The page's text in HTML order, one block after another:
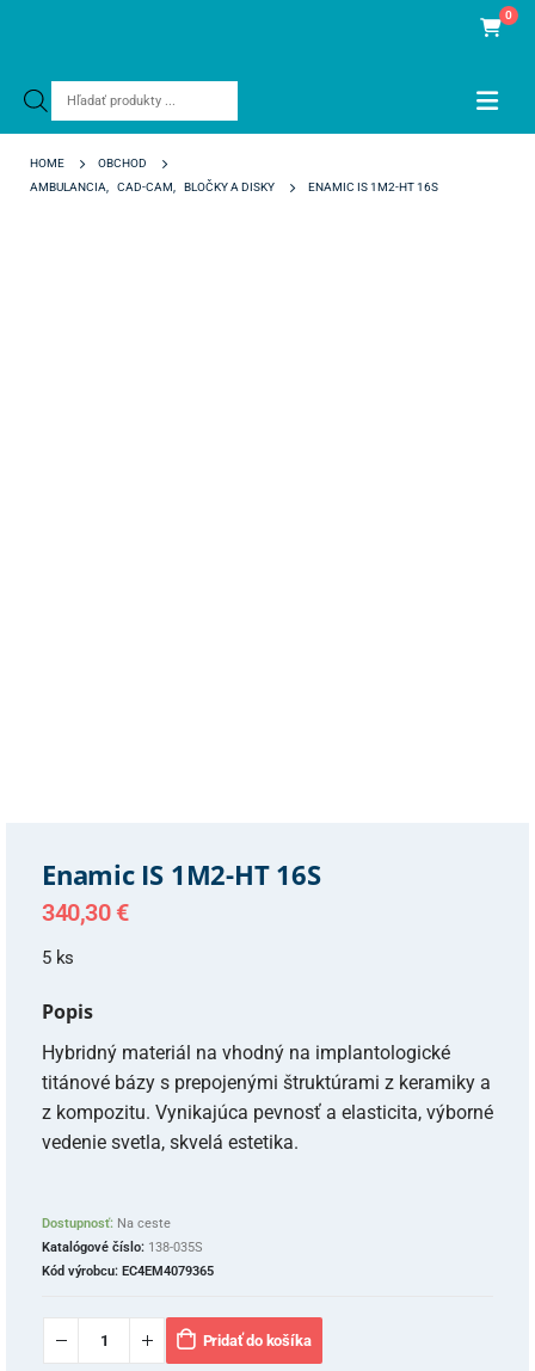
Products
0
HOME
OBCHOD
AMBULANCIA
CAD-CAM BLOČKY A DISKY ENAMIC IS 1M2-HT 16S
Enamic IS 1M2-HT 16S
340,30 €
5 ks
Popis
Hybridný materiál na vhodný na implantologické
titánové bázy s prepojenými štruktúrami z keramiky a
z kompozitu. Vynikajúca pevnosť a elasticita, výborné
vedenie svetla, skvelá estetika.
Dostupnosť: Na ceste
Katalógové číslo: 138-035S
Kód výrobcu: EC4EM4079365
Pridať do košíka